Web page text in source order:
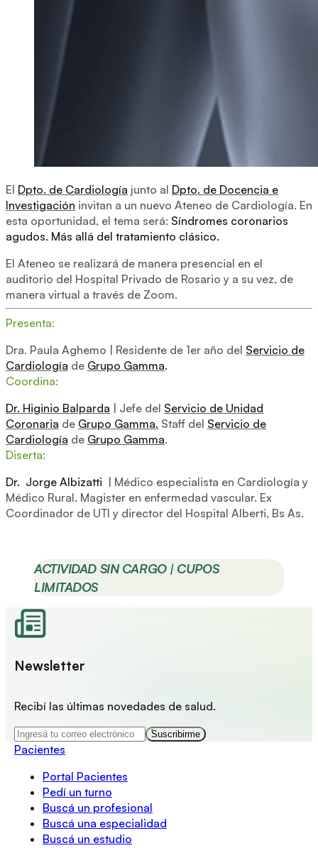
El Dpto. de Cardiología junto al Dpto. de Docencia e
Investigación invitan a un nuevo Ateneo de Cardiología. En
esta oportunidad, el tema será: Síndromes coronarios
agudos. Más allá del tratamiento clásico.
El Ateneo se realizará de manera presencial en el
auditorio del Hospital Privado de Rosario y a su vez, de
manera virtual a través de Zoom.
Presenta:
Dra. Paula Aghemo | Residente de 1er año del Servicio de
Cardiología de Grupo Gamma.
Coordina:
Dr. Higinio Balparda | Jefe del Servicio de Unidad
Coronaria de Grupo Gamma. Staff del Servicio de
Cardiología de Grupo Gamma.
Diserta:
Dr. Jorge Albizatti | Médico especialista en Cardiología y
Médico Rural. Magister en enfermedad vascular. Ex
Coordinador de UTI y director del Hospital Alberti, Bs As.
ACTIVIDAD SIN CARGO | CUPOS
LIMITADOS
Newsletter
Recibí las últimas novedades de salud.
Suscribirme
Pacientes
Portal Pacientes
Pedí un turno
Buscá un profesional
Buscá una especialidad
Buscá un estudio